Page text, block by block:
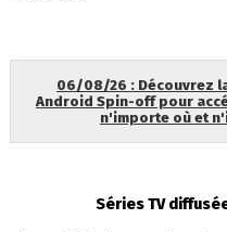
06/08/26 : Découvrez
Android Spin-off pour
n'importe où et
Séries TV